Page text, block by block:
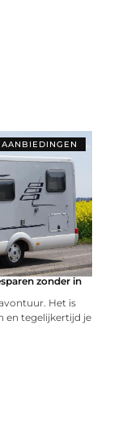
AANBIEDINGEN
zonder in
Het is
en tegelijkertijd je